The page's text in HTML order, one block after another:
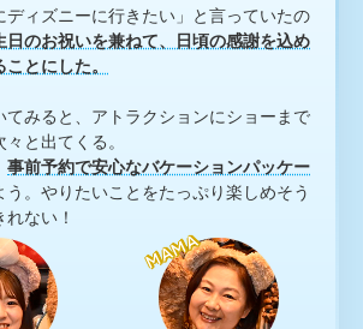
取引条件書）
ディズニーに行きたい」と言っていたの
日のお祝いを兼ねて、日頃の感謝を込め
とにした。
てみると、アトラクションにショーまで
と出てくる。
事前予約で安心なバケーションパッケー
う。やりたいことをたっぷり楽しめそう
ない！
MAMA
MAMA